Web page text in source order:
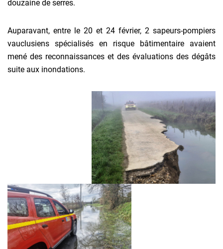
douzaine de serres.
Auparavant, entre le 20 et 24 février, 2 sapeurs-pompiers
vauclusiens spécialisés en risque bâtimentaire avaient
mené des reconnaissances et des évaluations des dégâts
suite aux inondations.